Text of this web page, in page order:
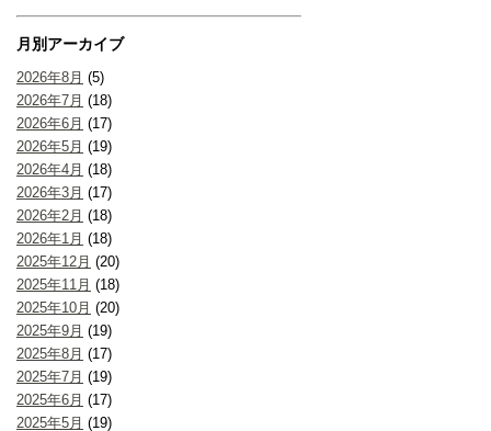
月別アーカイブ
2026年8月 (5)
2026年7月 (18)
2026年6月 (17)
2026年5月 (19)
2026年4月 (18)
2026年3月 (17)
2026年2月 (18)
2026年1月 (18)
2025年12月 (20)
2025年11月 (18)
2025年10月 (20)
2025年9月 (19)
2025年8月 (17)
2025年7月 (19)
2025年6月 (17)
2025年5月 (19)